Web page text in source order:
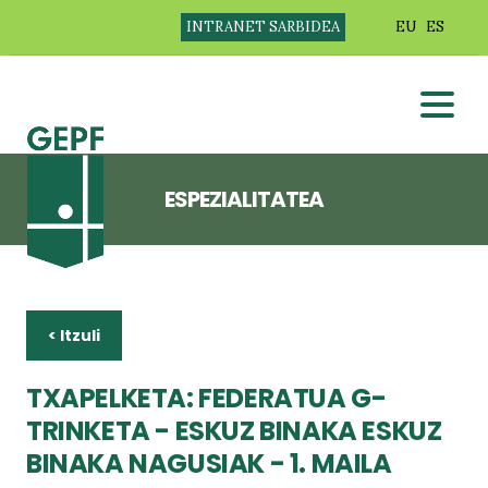
INTRANET SARBIDEA EU ES
ESPEZIALITATEA
< Itzuli
TXAPELKETA: FEDERATUA G-
TRINKETA - ESKUZ BINAKA ESKUZ
BINAKA NAGUSIAK - 1. MAILA